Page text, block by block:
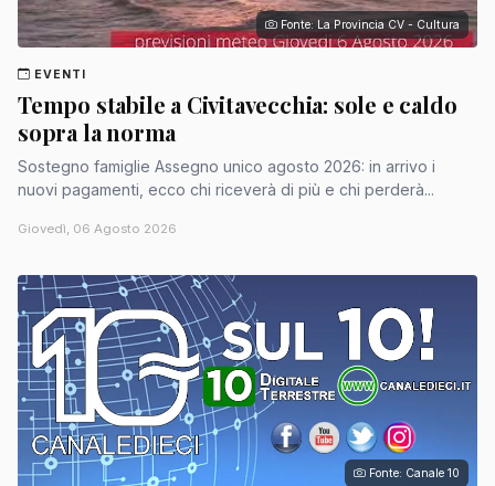
Fonte: La Provincia CV - Cultura
EVENTI
Tempo stabile a Civitavecchia: sole e caldo
sopra la norma
Sostegno famiglie Assegno unico agosto 2026: in arrivo i
nuovi pagamenti, ecco chi riceverà di più e chi perderà...
Giovedì, 06 Agosto 2026
Fonte: Canale 10